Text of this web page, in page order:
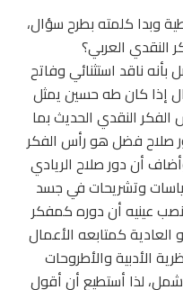
وبدا كلمته بطرح سؤال،
العربي؟
ناقد استثنائي وفاتح
إذا كان طه حسين يمثل
النقدي الحديث بما
صلاح فضل هو رأس الفكر
أن دور صلاح الريادي
وتشريحات في جسد
عينيه أن دوره كمفكر
العادية كمتابعه الأعمال
الأدبية والأطروحات
لذا أستطيع أن أقول